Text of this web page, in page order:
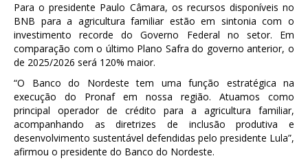
Para o presidente Paulo Câmara, os recursos disponíveis no
BNB para a agricultura familiar estão em sintonia com o
investimento recorde do Governo Federal no setor. Em
comparação com o último Plano Safra do governo anterior, o
de 2025/2026 será 120% maior.
“O Banco do Nordeste tem uma função estratégica na
execução do Pronaf em nossa região. Atuamos como
principal operador de crédito para a agricultura familiar,
acompanhando as diretrizes de inclusão produtiva e
desenvolvimento sustentável defendidas pelo presidente Lula”,
afirmou o presidente do Banco do Nordeste.